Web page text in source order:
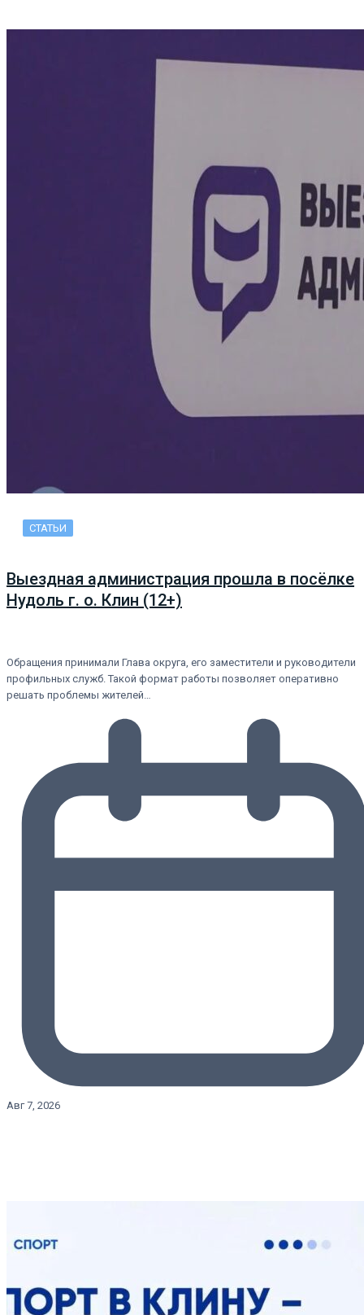
СТАТЬИ
Выездная администрация прошла в посёлке
Нудоль г. о. Клин (12+)
Обращения принимали Глава округа, его заместители и руководители
профильных служб. Такой формат работы позволяет оперативно
решать проблемы жителей…
Авг 7, 2026